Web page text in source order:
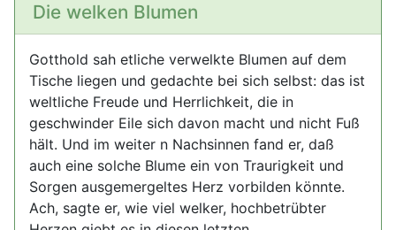
Die welken Blumen
Gotthold sah etliche verwelkte Blumen auf dem
Tische liegen und gedachte bei sich selbst: das ist
weltliche Freude und Herrlichkeit, die in
geschwinder Eile sich davon macht und nicht Fuß
hält. Und im weiter n Nachsinnen fand er, daß
auch eine solche Blume ein von Traurigkeit und
Sorgen ausgemergeltes Herz vorbilden könnte.
Ach, sagte er, wie viel welker, hochbetrübter